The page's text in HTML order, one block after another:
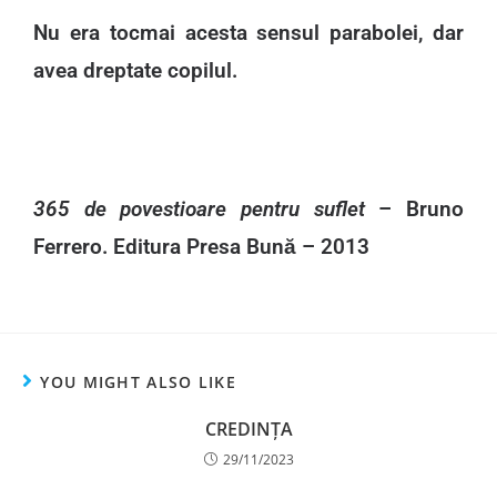
Nu era tocmai acesta sensul parabolei, dar
avea dreptate copilul.
365 de povestioare pentru suflet– Bruno
Ferrero. Editura Presa Bună – 2013
YOU MIGHT ALSO LIKE
CREDINȚA
29/11/2023